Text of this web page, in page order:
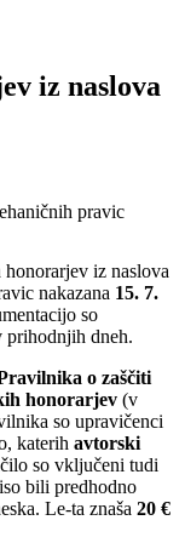
iz naslova
iz naslova
nakazana 15. 7.
so
prihodnjih dneh.
o zaščiti
honorarjev (v
so upravičenci
katerih avtorski
so vključeni tudi
bili predhodno
Le-ta znaša 20 €